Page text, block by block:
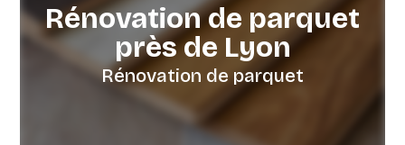
Rénovation de parquet
près de Lyon
Rénovation de parquet